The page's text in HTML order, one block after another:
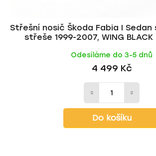
Střešní nosič Škoda Fabia I Sedan
střeše 1999-2007, WING BLACK
Odesíláme do 3-5 dnů
4 499 Kč
Do košíku